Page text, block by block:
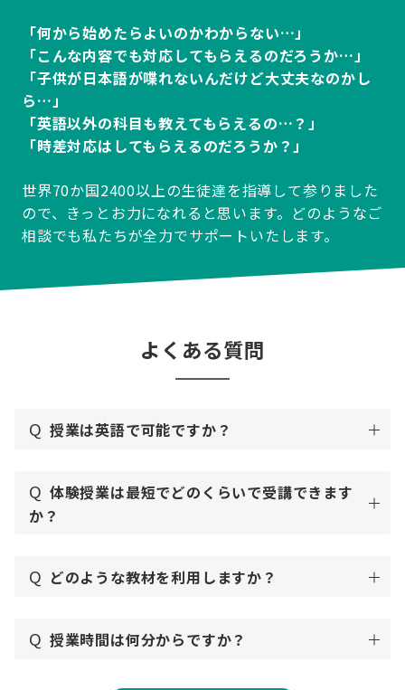
「何から始めたらよいのかわからない…」
「こんな内容でも対応してもらえるのだろうか…」
「子供が日本語が喋れないんだけど大丈夫なのかし
ら…」
「英語以外の科目も教えてもらえるの…？」
「時差対応はしてもらえるのだろうか？」
世界70か国2400以上の生徒達を指導して参りました
ので、きっとお力になれると思います。どのようなご
相談でも私たちが全力でサポートいたします。
よくある質問
Q 授業は英語で可能ですか？
Q 体験授業は最短でどのくらいで受講できます
か？
Q どのような教材を利用しますか？
Q 授業時間は何分からですか？